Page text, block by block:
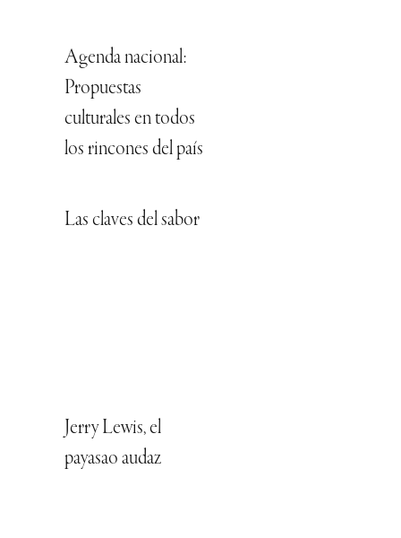
Agenda nacional:
Propuestas
culturales en todos
los rincones del país
Las claves del sabor
Jerry Lewis, el
payasao audaz